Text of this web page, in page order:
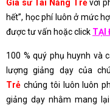
Gia sư Tài Năng Trẻvới
hết”, học phí luôn ở mức
được tư vấn hoặc click TẠI
100 % quý phụ huynh và
lượng giảng dạy của
Trẻ chúng tôi luôn luôn
giảng dạy nhằm mang